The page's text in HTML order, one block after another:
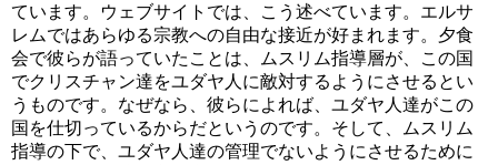
ています。ウェブサイトでは、こう述べています。エルサ
レムではあらゆる宗教への自由な接近が好まれます。夕食
会で彼らが語っていたことは、ムスリム指導層が、この国
でクリスチャン達をユダヤ人に敵対するようにさせるとい
うものです。なぜなら、彼らによれば、ユダヤ人達がこの
国を仕切っているからだというのです。そして、ムスリム
指導の下で、ユダヤ人達の管理でないようにさせるために